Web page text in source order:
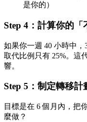
是你的）
Step 4：計算你的「
如果你一週 40 小時中
取代比例只有 25%。這
響。
Step 5：制定轉移計
目標是在 6 個月內，把
麼做？